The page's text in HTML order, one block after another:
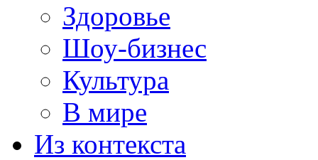
Здоровье
Шоу-бизнес
Культура
В мире
Из контекста